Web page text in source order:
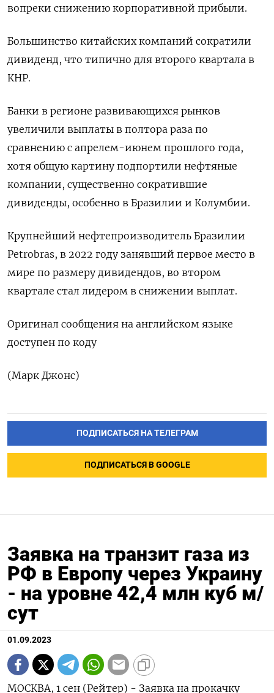
вопреки снижению корпоративной прибыли.
Большинство китайских компаний сократили
дивиденд, что типично для второго квартала в
КНР.
Банки в регионе развивающихся рынков
увеличили выплаты в полтора раза по
сравнению с апрелем-июнем прошлого года,
хотя общую картину подпортили нефтяные
компании, существенно сократившие
дивиденды, особенно в Бразилии и Колумбии.
Крупнейший нефтепроизводитель Бразилии
Petrobras, в 2022 году занявший первое место в
мире по размеру дивидендов, во втором
квартале стал лидером в снижении выплат.
Оригинал сообщения на английском языке
доступен по коду
(Марк Джонс)
ПОДПИСАТЬСЯ НА ТЕЛЕГРАМ
ПОДПИСАТЬСЯ В GOOGLE
Заявка на транзит газа из
РФ в Европу через Украину
- на уровне 42,4 млн куб м/
сут
01.09.2023
МОСКВА, 1 сен (Рейтер) - Заявка на прокачку